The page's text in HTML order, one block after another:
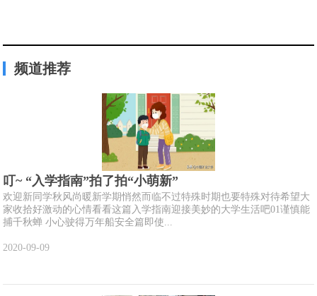
频道推荐
叮~ “入学指南”拍了拍“小萌新”
欢迎新同学秋风尚暖新学期悄然而临不过特殊时期也要特殊对待希望大
家收拾好激动的心情看看这篇入学指南迎接美妙的大学生活吧01谨慎能
捕千秋蝉 小心驶得万年船安全篇即使...
2020-09-09